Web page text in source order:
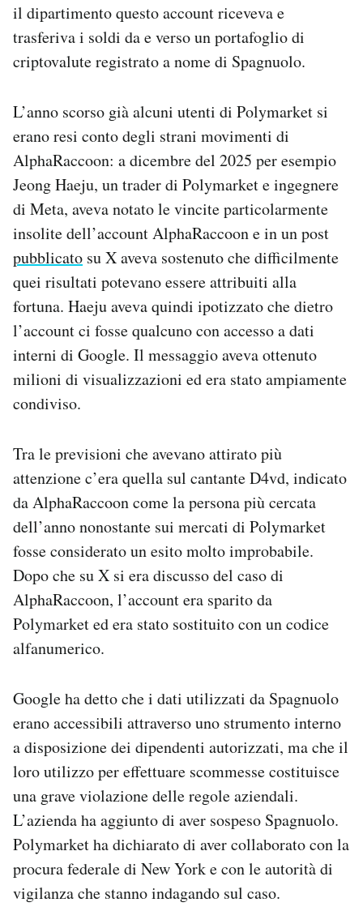
il dipartimento questo account riceveva e
trasferiva i soldi da e verso un portafoglio di
criptovalute registrato a nome di Spagnuolo.
L’anno scorso già alcuni utenti di Polymarket si
erano resi conto degli strani movimenti di
AlphaRaccoon: a dicembre del 2025 per esempio
Jeong Haeju, un trader di Polymarket e ingegnere
di Meta, aveva notato le vincite particolarmente
insolite dell’account AlphaRaccoon e in un post
pubblicato su X aveva sostenuto che difficilmente
quei risultati potevano essere attribuiti alla
fortuna. Haeju aveva quindi ipotizzato che dietro
l’account ci fosse qualcuno con accesso a dati
interni di Google. Il messaggio aveva ottenuto
milioni di visualizzazioni ed era stato ampiamente
condiviso.
Tra le previsioni che avevano attirato più
attenzione c’era quella sul cantante D4vd, indicato
da AlphaRaccoon come la persona più cercata
dell’anno nonostante sui mercati di Polymarket
fosse considerato un esito molto improbabile.
Dopo che su X si era discusso del caso di
AlphaRaccoon, l’account era sparito da
Polymarket ed era stato sostituito con un codice
alfanumerico.
Google ha detto che i dati utilizzati da Spagnuolo
erano accessibili attraverso uno strumento interno
a disposizione dei dipendenti autorizzati, ma che il
loro utilizzo per effettuare scommesse costituisce
una grave violazione delle regole aziendali.
L’azienda ha aggiunto di aver sospeso Spagnuolo.
Polymarket ha dichiarato di aver collaborato con la
procura federale di New York e con le autorità di
vigilanza che stanno indagando sul caso.